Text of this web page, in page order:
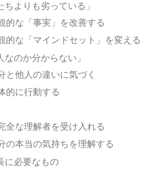
ちよりも劣っている」
的な「事実」を改善する
的な「マインドセット」を変える
なのか分からない」
と他人の違いに気づく
的に行動する
全な理解者を受け入れる
の本当の気持ちを理解する
に必要なもの